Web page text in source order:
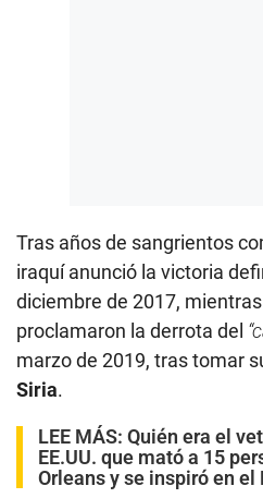
Tras años de sangrientos
iraquí anunció la victoria
diciembre de 2017,
proclamaron la derrota del
marzo de 2019, tras tomar
Siria.
LEE MÁS: Quién era el
EE.UU. que mató a 15
Orleans y se inspiró en